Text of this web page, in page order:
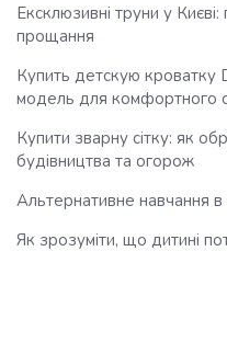
Ексклюзивні труни у Києві:
прощання
Купить детскую кроватку
модель для комфортного
Купити зварну сітку: як
будівництва та огорож
Альтернативне навчання в
Як зрозуміти, що дитині